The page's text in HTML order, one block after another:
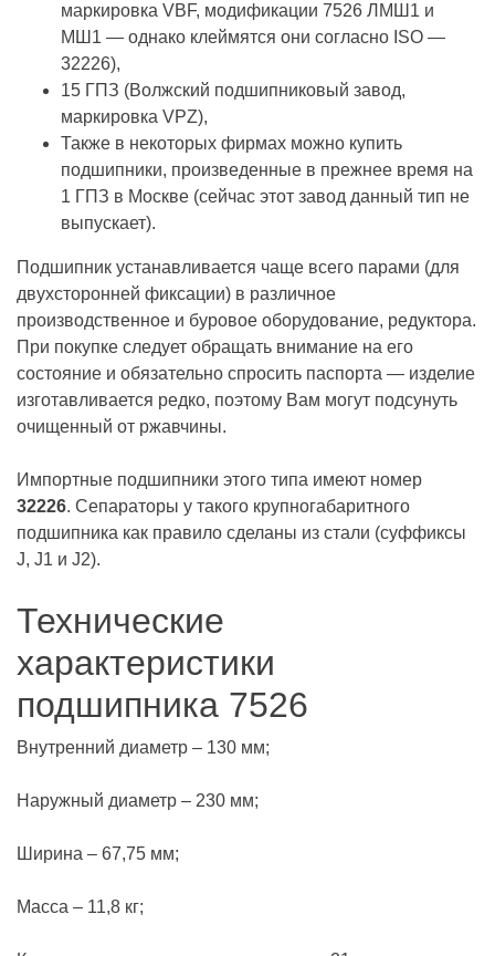
маркировка VBF, модификации 7526 ЛМШ1 и
МШ1 — однако клеймятся они согласно ISO —
32226),
15 ГПЗ (Волжский подшипниковый завод,
маркировка VPZ),
Также в некоторых фирмах можно купить
подшипники, произведенные в прежнее время на
1 ГПЗ в Москве (сейчас этот завод данный тип не
выпускает).
Подшипник устанавливается чаще всего парами (для
двухсторонней фиксации) в различное
производственное и буровое оборудование, редуктора.
При покупке следует обращать внимание на его
состояние и обязательно спросить паспорта — изделие
изготавливается редко, поэтому Вам могут подсунуть
очищенный от ржавчины.
Импортные подшипники этого типа имеют номер
32226. Сепараторы у такого крупногабаритного
подшипника как правило сделаны из стали (суффиксы
J, J1 и J2).
Технические
характеристики
подшипника 7526
Внутренний диаметр – 130 мм;
Наружный диаметр – 230 мм;
Ширина – 67,75 мм;
Масса – 11,8 кг;